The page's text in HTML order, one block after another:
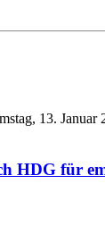
13. Januar
HDG für